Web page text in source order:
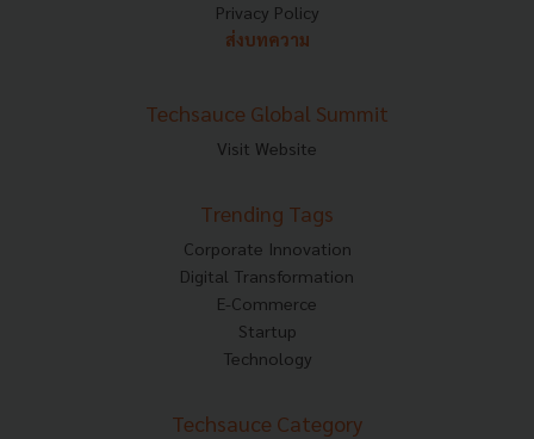
Privacy Policy
ส่งบทความ
Techsauce Global Summit
Visit Website
Trending Tags
Corporate Innovation
Digital Transformation
E-Commerce
Startup
Technology
Techsauce Category